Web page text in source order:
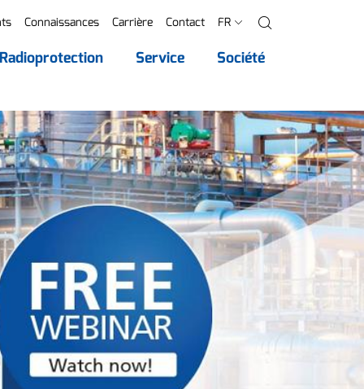
Connaissances Carrière Contact FR
Radioprotection Service Société